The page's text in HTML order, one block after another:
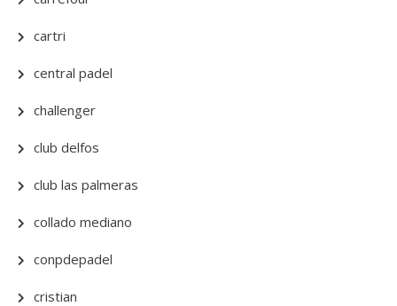
cartri
central padel
challenger
club delfos
club las palmeras
collado mediano
conpdepadel
cristian